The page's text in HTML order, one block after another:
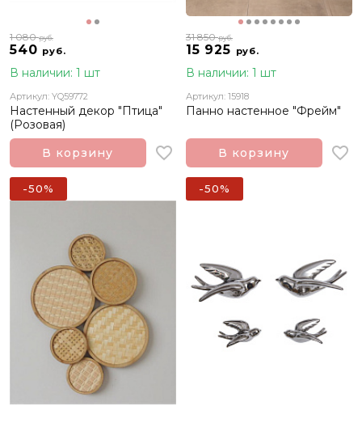
540 руб.
1 080руб.
В наличии: 1 шт
Артикул: YQ59772
Настенный декор "Птица"
(Розовая)
В корзину
15 925 руб.
31 850руб.
В наличии: 1 шт
Артикул: 15918
Панно настенное "Фрейм"
В корзину
-50% -50%